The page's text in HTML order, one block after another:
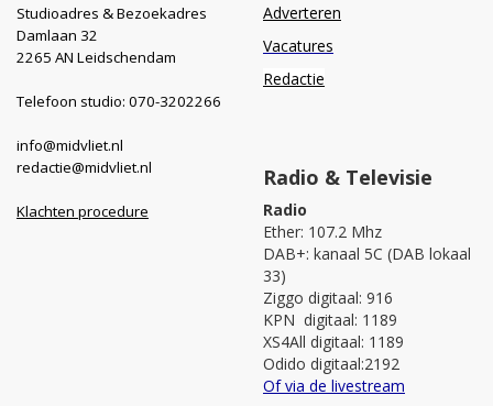
Studioadres & Bezoekadres
Damlaan 32
2265 AN Leidschendam
Telefoon studio: 070-3202266
info@midvliet.nl
redactie@midvliet.nl
Klachten procedure
Adverteren
Vacatures
Redactie
Radio & Televisie
Radio
Ether: 107.2 Mhz
DAB+: kanaal 5C (DAB lokaal
33)
Ziggo digitaal: 916
KPN digitaal: 1189
XS4All digitaal: 1189
Odido digitaal:2192
Of via de livestream